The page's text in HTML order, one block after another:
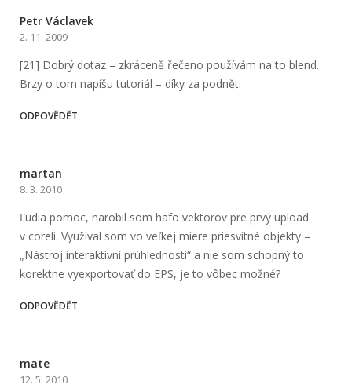
Petr Václavek
2. 11. 2009
[21] Dobrý dotaz – zkráceně řečeno používám na to blend.
Brzy o tom napíšu tutoriál – díky za podnět.
ODPOVĚDĚT
martan
8. 3. 2010
Ľudia pomoc, narobil som hafo vektorov pre prvý upload
v coreli. Využíval som vo veľkej miere priesvitné objekty –
„Nástroj interaktivní prúhlednosti“ a nie som schopný to
korektne vyexportovať do EPS, je to vôbec možné?
ODPOVĚDĚT
mate
12. 5. 2010